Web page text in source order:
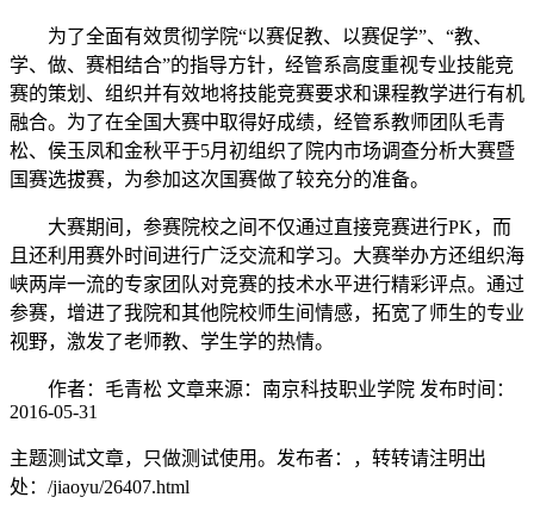
为了全面有效贯彻学院“以赛促教、以赛促学”、“教、
学、做、赛相结合”的指导方针，经管系高度重视专业技能竞
赛的策划、组织并有效地将技能竞赛要求和课程教学进行有机
融合。为了在全国大赛中取得好成绩，经管系教师团队毛青
松、侯玉凤和金秋平于5月初组织了院内市场调查分析大赛暨
国赛选拔赛，为参加这次国赛做了较充分的准备。
大赛期间，参赛院校之间不仅通过直接竞赛进行PK，而
且还利用赛外时间进行广泛交流和学习。大赛举办方还组织海
峡两岸一流的专家团队对竞赛的技术水平进行精彩评点。通过
参赛，增进了我院和其他院校师生间情感，拓宽了师生的专业
视野，激发了老师教、学生学的热情。
作者：毛青松 文章来源：南京科技职业学院 发布时间：
2016-05-31
主题测试文章，只做测试使用。发布者：，转转请注明出
处： /jiaoyu/26407.html